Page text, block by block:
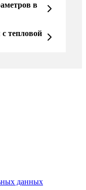
в
тепловой
данных